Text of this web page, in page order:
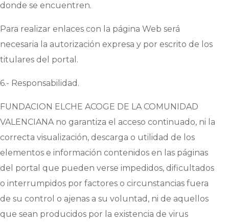
donde se encuentren.
Para realizar enlaces con la página Web será
necesaria la autorización expresa y por escrito de los
titulares del portal.
6.- Responsabilidad.
FUNDACION ELCHE ACOGE DE LA COMUNIDAD
VALENCIANAno garantiza el acceso continuado, ni la
correcta visualización, descarga o utilidad de los
elementos e información contenidos en las páginas
del portal que pueden verse impedidos, dificultados
o interrumpidos por factores o circunstancias fuera
de su control o ajenas a su voluntad, ni de aquellos
que sean producidos por la existencia de virus